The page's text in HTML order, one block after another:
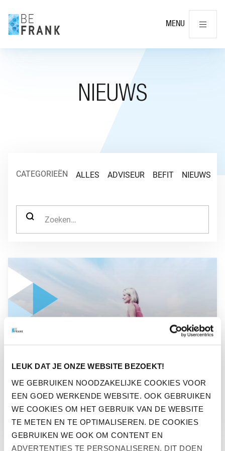
LEUK DAT JE ONZE WEBSITE BEZOEKT!
WE GEBRUIKEN NOODZAKELIJKE COOKIES VOOR
EEN GOED WERKENDE WEBSITE. OOK GEBRUIKEN
WE COOKIES OM HET GEBRUIK VAN DE WEBSITE
TE METEN EN TE OPTIMALISEREN. DE COOKIES
GEBRUIKEN WE OOK OM CONTENT EN
ADVERTENTIES TE PERSONALISEREN. DIT DOEN
MENU
NIEUWS
CATEGORIEËN ALLES ADVISEUR BEFIT NIEUWS
ZOEK NAAR:
GA NAAR “DELTA LLOYD EN NN GROUP BEREIKEN
DELTA LLOYD EN NN GROUP
BEREIKEN OVEREENKOMST